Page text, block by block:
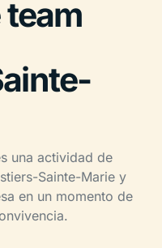
una actividad de
Sainte-Marie y
en un momento de